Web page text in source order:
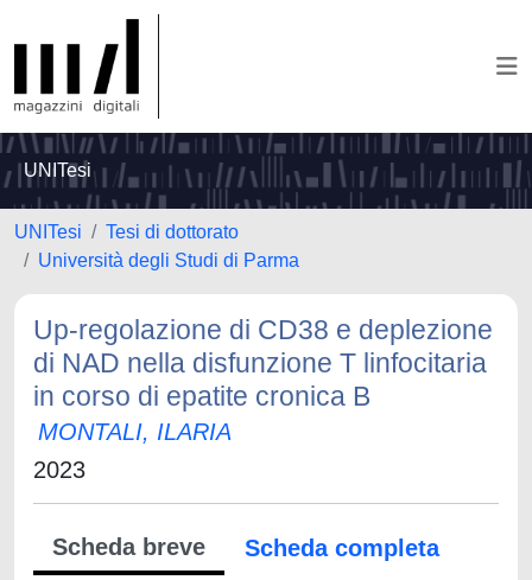
UNITesi
UNITesi
Tesi di dottorato
Università degli Studi di Parma
Up-regolazione di CD38 e deplezione
di NAD nella disfunzione T linfocitaria
in corso di epatite cronica B
MONTALI, ILARIA
2023
Scheda breve
Scheda completa